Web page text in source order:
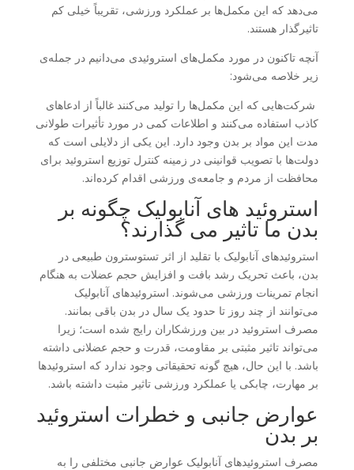
می‌دهد که این مکمل‌ها بر عملکرد ورزشی، تقریباً خیلی کم
تاثیرگذار هستند.
آنچه تاکنون در مورد مکمل‌های استروئیدی می‌دانیم در جمله‌ی
زیر خلاصه می‌شود:
شرکت‌هایی که این مکمل‌ها را تولید می‌کنند غالباً از ادعاهای
کاذب استفاده می‌کنند و اطلاعات کمی در مورد تأثیرات طولانی
مدت این مواد بر بدن وجود دارد. این یکی از دلایلی است که
دولت‌ها با تصویب قوانینی در زمینه کنترل توزیع استروئید برای
محافظت از مردم و جامعه‌ی ورزشی اقدام کرده‌اند.
استروئید های آنابولیک چگونه بر
بدن ما تاثیر می ‌گذارند؟
استروئیدهای آنابولیک با تقلید از اثر تستوسترون طبیعی در
بدن، باعث تحریک رشد بافت و افزایش حجم عضلات به هنگام
انجام تمرینات ورزشی می‌شوند. استروئیدهای آنابولیک
می‌توانند از چند روز تا حدود یک سال در بدن باقی بمانند.
مصرف استروئید در بین ورزشکاران رایج شده است؛ زیرا
می‌تواند تاثیر مثبتی بر مقاومت، قدرت و حجم عضلانی داشته
باشد. با این حال، هیچ گونه تحقیقاتی وجود ندارد که استروئیدها
بر مهارت، چابکی یا عملکرد ورزشی تاثیر مثبت داشته باشد.
عوارض جانبی و خطرات استروئید
بر بدن
مصرف استروئیدهای آنابولیک عوارض جانبی مختلفی را به